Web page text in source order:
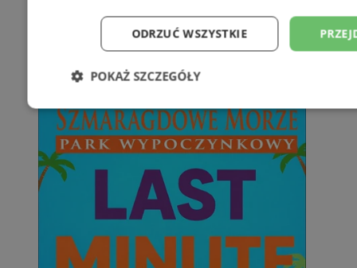
ODRZUĆ WSZYSTKIE
POKAŻ SZCZEGÓŁY
Niezbędne Wydajność
Niesklasyfikowane